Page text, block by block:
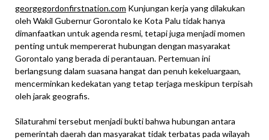
georgegordonfirstnation.com Kunjungan kerja yang dilakukan
oleh Wakil Gubernur Gorontalo ke Kota Palu tidak hanya
dimanfaatkan untuk agenda resmi, tetapi juga menjadi momen
penting untuk mempererat hubungan dengan masyarakat
Gorontalo yang berada di perantauan. Pertemuan ini
berlangsung dalam suasana hangat dan penuh kekeluargaan,
mencerminkan kedekatan yang tetap terjaga meskipun terpisah
oleh jarak geografis.
Silaturahmi tersebut menjadi bukti bahwa hubungan antara
pemerintah daerah dan masyarakat tidak terbatas pada wilayah